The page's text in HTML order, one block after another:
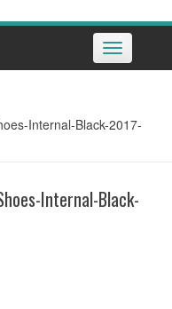
Toggle
navigation
Internal-Black-2017-
Internal-Black-